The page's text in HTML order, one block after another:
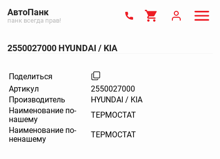
АвтоПанк
панк всегда прав!
2550027000 HYUNDAI / KIA
Поделиться
Артикул
2550027000
Производитель
HYUNDAI / KIA
Наименование по-
нашему
ТЕРМОСТАТ
Наименование по-
ненашему
ТЕРМОСТАТ